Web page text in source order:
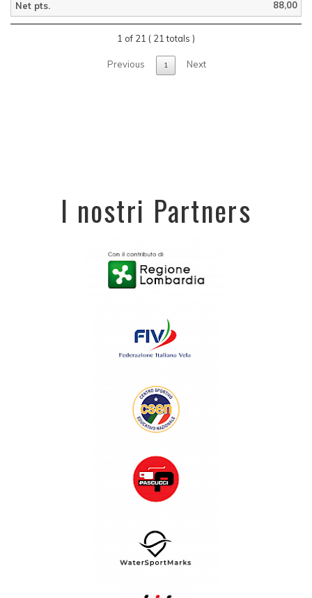
88,00
1 of 21 ( 21 totals )
Previous 1 Next
I nostri Partners